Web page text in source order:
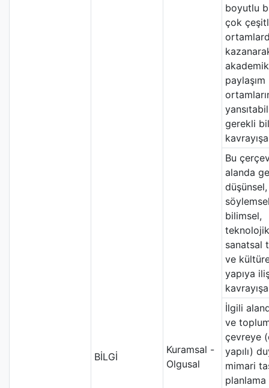
BİLGİ
Kuramsal -
Olgusal
boyutlu
çok
akademik
paylaşım
gerekli
Bu
alanda
düşünsel,
bilimsel,
sanatsal
ve
yapıya
İlgili
ve
çevreye
yapılı)
mimari
planlama